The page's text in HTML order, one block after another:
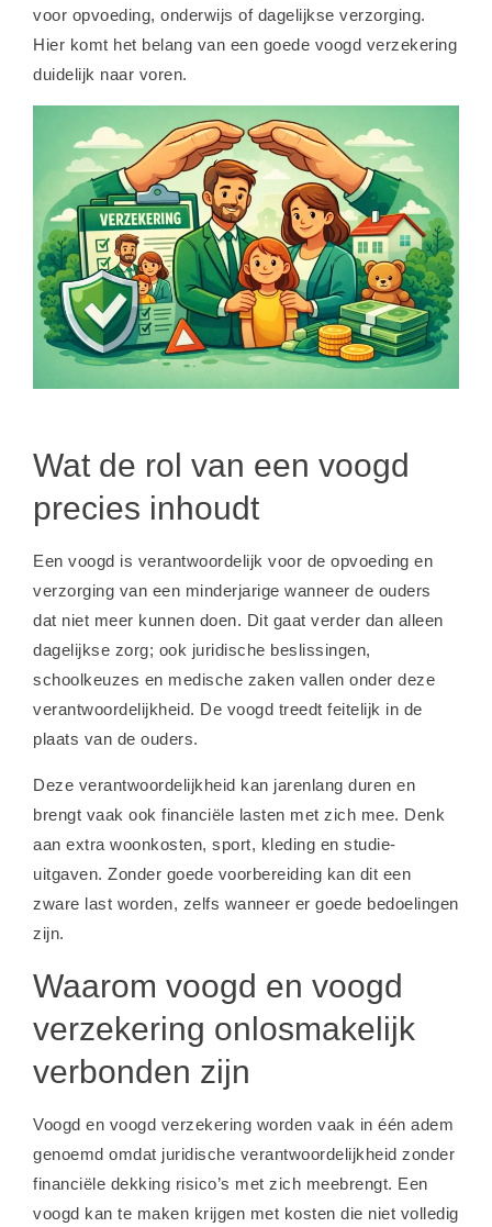
voor opvoeding, onderwijs of dagelijkse verzorging.
Hier komt het belang van een goede voogd verzekering
duidelijk naar voren.
Wat de rol van een voogd
precies inhoudt
Een voogd is verantwoordelijk voor de opvoeding en
verzorging van een minderjarige wanneer de ouders
dat niet meer kunnen doen. Dit gaat verder dan alleen
dagelijkse zorg; ook juridische beslissingen,
schoolkeuzes en medische zaken vallen onder deze
verantwoordelijkheid. De voogd treedt feitelijk in de
plaats van de ouders.
Deze verantwoordelijkheid kan jarenlang duren en
brengt vaak ook financiële lasten met zich mee. Denk
aan extra woonkosten, sport, kleding en studie-
uitgaven. Zonder goede voorbereiding kan dit een
zware last worden, zelfs wanneer er goede bedoelingen
zijn.
Waarom voogd en voogd
verzekering onlosmakelijk
verbonden zijn
Voogd en voogd verzekering worden vaak in één adem
genoemd omdat juridische verantwoordelijkheid zonder
financiële dekking risico’s met zich meebrengt. Een
voogd kan te maken krijgen met kosten die niet volledig